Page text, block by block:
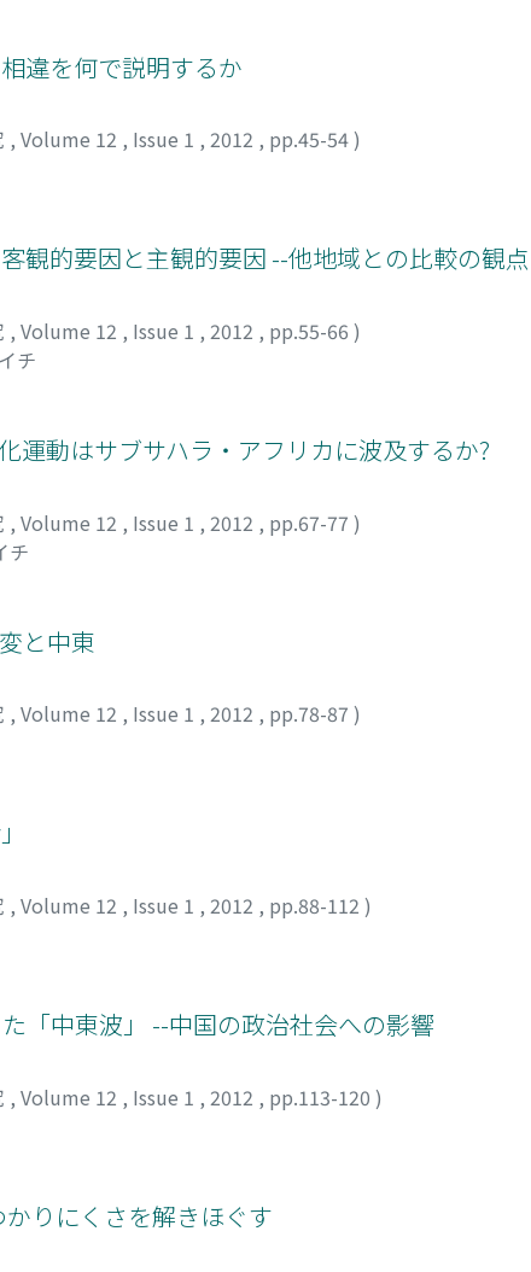
違を何で説明するか
, Volume 12 , Issue 1 , 2012 , pp.45-54)
観的要因と主観的要因 --他地域との比較の観
, Volume 12 , Issue 1 , 2012 , pp.55-66 )
チ
運動はサブサハラ・アフリカに波及するか?
, Volume 12 , Issue 1 , 2012 , pp.67-77 )
チ
と中東
, Volume 12 , Issue 1 , 2012 , pp.78-87 )
, Volume 12 , Issue 1 , 2012 , pp.88-112 )
「中東波」 --中国の政治社会への影響
, Volume 12 , Issue 1 , 2012 , pp.113-120 )
りにくさを解きほぐす